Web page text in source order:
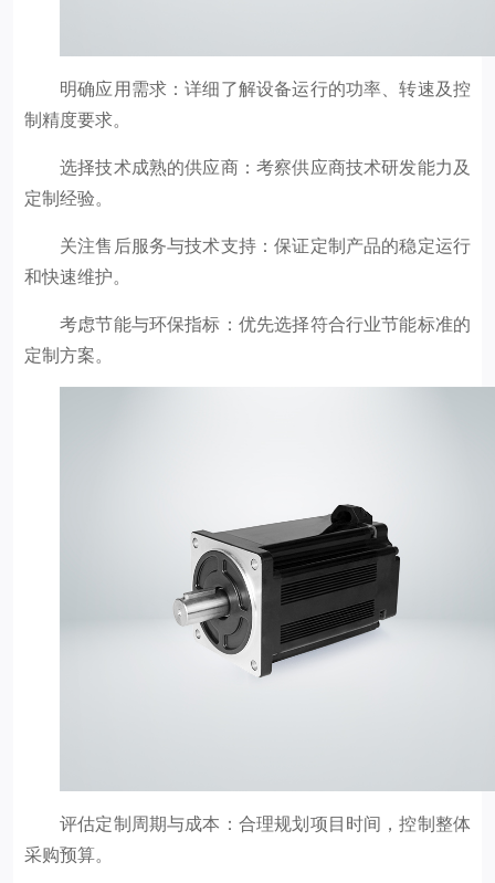
明确应用需求：详细了解设备运行的功率、转速及控
制精度要求。
选择技术成熟的供应商：考察供应商技术研发能力及
定制经验。
关注售后服务与技术支持：保证定制产品的稳定运行
和快速维护。
考虑节能与环保指标：优先选择符合行业节能标准的
定制方案。
评估定制周期与成本：合理规划项目时间，控制整体
采购预算。